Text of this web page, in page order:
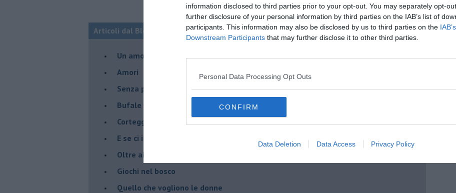
information disclosed to third parties prior to your opt-out. You may separately opt-
further disclosure of your personal information by third parties on the IAB’s list of
participants. This information may also be disclosed by us to third parties on the
Downstream Participants that may further disclose it to other third parties.
Personal Data Processing Opt Outs
CONFIRM
Data Deletion Data Access Privacy Policy
Articoli dal Blog “Legami d'amore” di Malena ...
Un amore nato ai tempi del coronavirus
Amori
Senza parole - 1
Bufale d'amore
Corteggiatrici moderne
E se ci incontrassimo ?
Oltre ai cinque sensi
Giochi nel bosco
Quello che vogliono le donne